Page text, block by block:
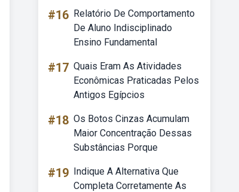
#16 Relatório De Comportamento
De Aluno Indisciplinado
Ensino Fundamental
#17 Quais Eram As Atividades
Econômicas Praticadas Pelos
Antigos Egípcios
#18 Os Botos Cinzas Acumulam
Maior Concentração Dessas
Substâncias Porque
#19 Indique A Alternativa Que
Completa Corretamente As